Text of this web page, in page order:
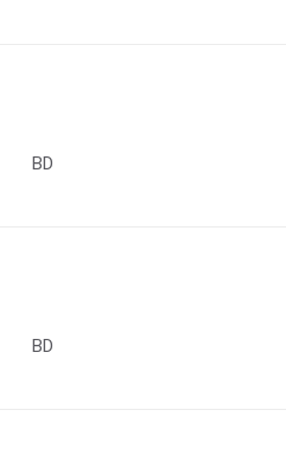
BD
BD